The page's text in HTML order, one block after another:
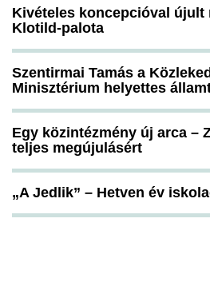
Kivételes koncepcióval újult
Klotild-palota
Szentirmai Tamás a
Minisztérium helyettes
Egy közintézmény új arca –
teljes megújulásért
„A Jedlik” – Hetven év